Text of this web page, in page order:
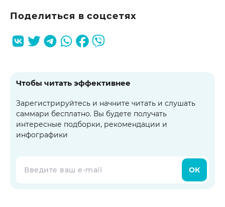
Поделиться в соцсетях
Чтобы читать эффективнее
Зарегистрируйтесь и начните читать и слушать
саммари бесплатно. Вы будете получать
интересные подборки, рекомендации и
инфографики
ОК